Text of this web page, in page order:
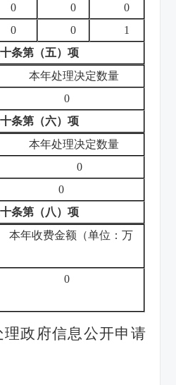
0 0
0
0 0
1
条第（五）项
年处理决定数量
0
条第（六）项
年处理决定数量
0
条第（八）项
年收费金额（单位：万
0
政府信息公开申请